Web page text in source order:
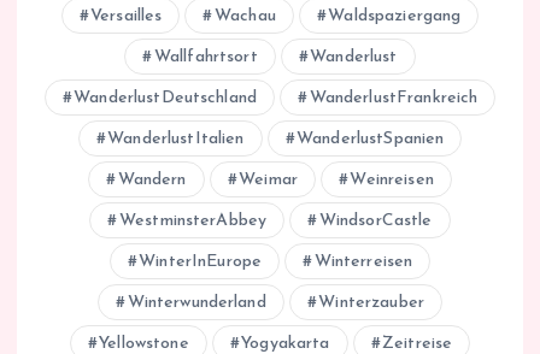
Versailles Wachau Waldspaziergang
Wallfahrtsort Wanderlust
WanderlustDeutschland WanderlustFrankreich
WanderlustItalien WanderlustSpanien
Wandern Weimar Weinreisen
WestminsterAbbey WindsorCastle
WinterInEurope Winterreisen
Winterwunderland Winterzauber
Yellowstone Yogyakarta Zeitreise